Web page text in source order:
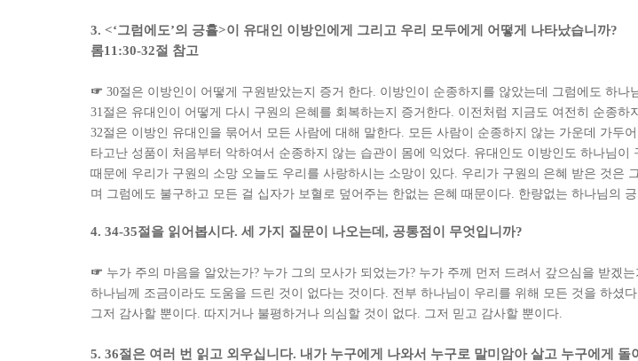
3. <‘그럼에도’의 긍휼>이 유대인 이방인에게 그리고 우리 모두에게 어떻게 나타났습니까?
롬11:30-32절 참고
☞ 30절은 이방인이 어떻게 구원받았는지 증거 한다. 이방인이 순종하지를 않았는데 그럼에도 하나
31절은 유대인이 어떻게 다시 구원의 은혜를 회복하는지 증거한다. 이전처럼 지금도 여전히 순종하
32절은 이방인 유대인을 묶어서 모든 사람에 대해 말한다. 모든 사람이 순종하지 않는 가운데 가두
타고난 성품이 처음부터 악하여서 순종하지 않는 습관이 몸에 익었다. 유대인도 이방인도 하나님이
때문에 우리가 구원의 소망 오늘도 우리를 사랑하시는 소망이 있다. 우리가 구원의 은혜 받은 것은
며 그럼에도 불구하고 모든 걸 십자가 보혈로 덮어주는 한없는 은혜 때문이다. 한량없는 하나님의
4. 34-35절을 읽어봅시다. 세 가지 질문이 나오는데 , 공통점이 무엇입니까?
☞ 누가 주의 마음을 알았는가? 누가 그의 모사가 되었는가? 누가 주께 먼저 드려서 갚으심을 받겠는
하나님께 조금이라도 도움을 드린 것이 없다는 것이다. 전부 하나님이 우리를 위해 모든 것을 하셨다
그저 감사할 뿐이다. 따지거나 불평하거나 의심할 것이 없다. 그저 믿고 감사할 뿐이다.
5. 36절은 여러 번 읽고 외우십니다. 내가 누구에게 나와서 누구로 말미암아 살고 누구에게 돌